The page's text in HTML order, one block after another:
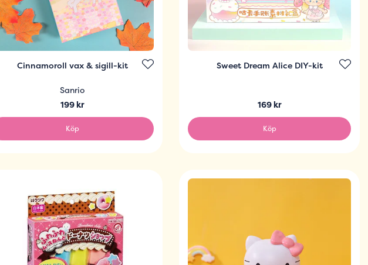
Cinnamoroll vax & sigill-kit
Sanrio
199 kr
Köp
Sweet Dream Alice DIY-kit
169 kr
Köp